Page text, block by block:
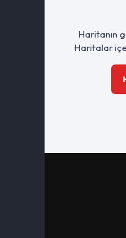
Haritanın
Haritalar